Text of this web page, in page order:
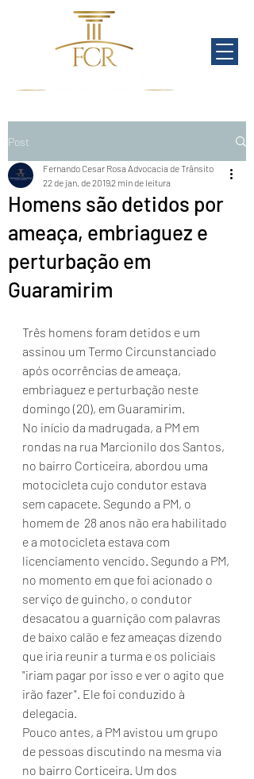
Post
Homens são detidos por
ameaça, embriaguez e
perturbação em
Guaramirim
Fernando Cesar Rosa Advocacia de Trânsito
22 de jan. de 20192 min de leitura
Três homens foram detidos e um
assinou um Termo Circunstanciado
após ocorrências de ameaça,
embriaguez e perturbação neste
domingo (20), em Guaramirim.
No início da madrugada, a PM em
rondas na rua Marcionilo dos Santos,
no bairro Corticeira, abordou uma
motocicleta cujo condutor estava
sem capacete. Segundo a PM, o
homem de  28 anos não era habilitado
e a motocicleta estava com
licenciamento vencido. Segundo a PM,
no momento em que foi acionado o
serviço de guincho, o condutor
desacatou a guarnição com palavras
de baixo calão e fez ameaças dizendo
que iria reunir a turma e os policiais
"iriam pagar por isso e ver o agito que
irão fazer". Ele foi conduzido à
delegacia.
Pouco antes, a PM avistou um grupo
de pessoas discutindo na mesma via
no bairro Corticeira. Um dos